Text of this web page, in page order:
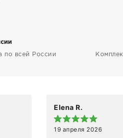
по всей России
Elena R.
19 апреля 2026